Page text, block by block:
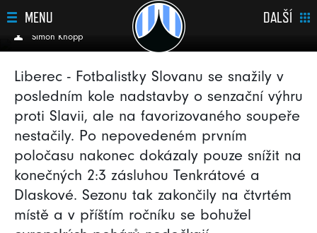
MENU DALŠÍ
místě
Šimon Knopp
Liberec - Fotbalistky Slovanu se snažily v
posledním kole nadstavby o senzační výhru
proti Slavii, ale na favorizovaného soupeře
nestačily. Po nepovedeném prvním
poločasu nakonec dokázaly pouze snížit na
konečných 2:3 zásluhou Tenkrátové a
Dlaskové. Sezonu tak zakončily na čtvrtém
místě a v příštím ročníku se bohužel